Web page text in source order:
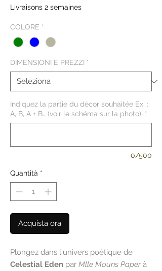
Livraisons 2 semaines
COLORE *
DIMENSIONI E PREZZI *
Indiquez la partie du décor souhaitée Ex. :
A, B, A + B… (voir le schéma sur la photo). *
0/500
Quantità *
Acquista ora
Plongez dans l'univers poétique de
Celestial Eden par Mlle Mouns Paperà